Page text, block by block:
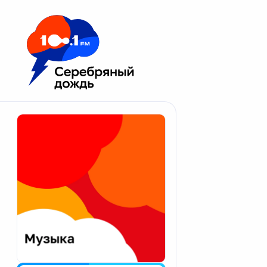
Москва 100.1 FM
Апатиты
Екатеринбург
Калининград
Калуга